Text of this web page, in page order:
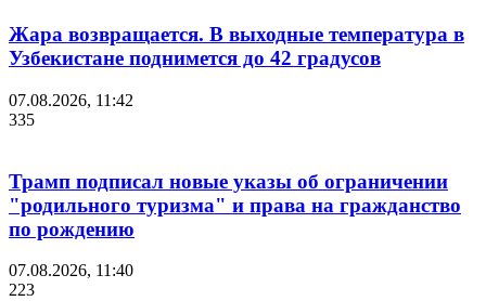
Жара возвращается. В выходные температура в
Узбекистане поднимется до 42 градусов
07.08.2026, 11:42
335
Трамп подписал новые указы об ограничении
"родильного туризма" и права на гражданство
по рождению
07.08.2026, 11:40
223